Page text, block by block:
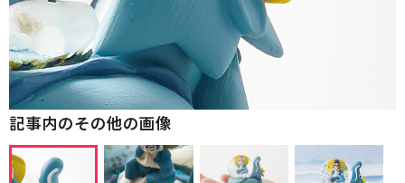
記事内のその他の画像